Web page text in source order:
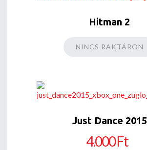
Hitman 2
NINCS RAKTÁRON
Just Dance 2015
4.000 Ft